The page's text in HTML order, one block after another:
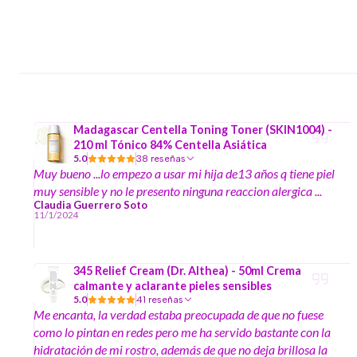
Madagascar Centella Toning Toner (SKIN1004) -
210 ml Tónico 84% Centella Asiática
5.0 38 reseñas
Muy bueno ...lo empezo a usar mi hija de13 años q tiene piel
muy sensible y no le presento ninguna reaccion alergica ...
Claudia Guerrero Soto
11/1/2024
345 Relief Cream (Dr. Althea) - 50ml Crema
calmante y aclarante pieles sensibles
5.0 41 reseñas
Me encanta, la verdad estaba preocupada de que no fuese
como lo pintan en redes pero me ha servido bastante con la
hidratación de mi rostro, además de que no deja brillosa la